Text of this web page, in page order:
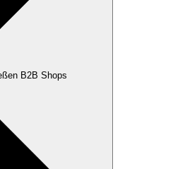
B2B Shops